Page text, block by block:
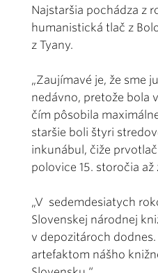
Najstaršia pochádza z
humanistická tlač z
z Tyany.
„Zaujímavé je, že sme
nedávno, pretože bola
čím pôsobila
staršie boli štyri
inkunábul, čiže
polovice 15. storočia
„V sedemdesiatych
Slovenskej národnej
v depozitároch
artefaktom nášho